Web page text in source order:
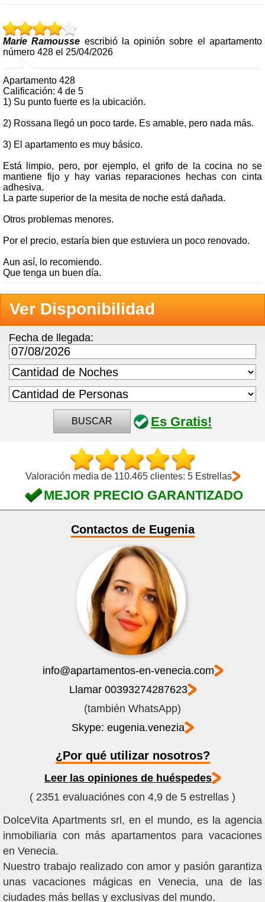
Marie Ramousse escribió la opinión sobre el apartamento
número 428 el 25/04/2026
Apartamento 428
Calificación: 4 de 5
1) Su punto fuerte es la ubicación.
2) Rossana llegó un poco tarde. Es amable, pero nada más.
3) El apartamento es muy básico.
Está limpio, pero, por ejemplo, el grifo de la cocina no se
mantiene fijo y hay varias reparaciones hechas con cinta
adhesiva.
La parte superior de la mesita de noche está dañada.
Otros problemas menores.
Por el precio, estaría bien que estuviera un poco renovado.
Aun así, lo recomiendo.
Que tenga un buen día.
Ver Disponibilidad
Fecha de llegada:
BUSCAR Es Gratis!
Valoración media de 110.465 clientes: 5 Estrellas
MEJOR PRECIO GARANTIZADO
Contactos de Eugenia
info@apartamentos-en-venecia.com
Llamar 00393274287623
(también WhatsApp)
Skype: eugenia.venezia
¿Por qué utilizar nosotros?
Leer las opiniones de huéspedes
( 2351 evaluaciónes con 4,9 de 5 estrellas )
DolceVita Apartments srl, en el mundo, es la agencia
inmobiliaria con más apartamentos para vacaciones
en Venecia.
Nuestro trabajo realizado con amor y pasión garantiza
unas vacaciones mágicas en Venecia, una de las
ciudades más bellas y exclusivas del mundo.